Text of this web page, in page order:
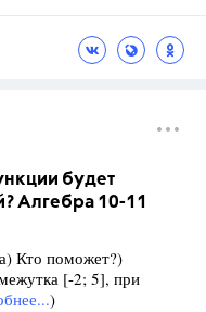
будет
Алгебра 10-11
Кто поможет?)
[-2; 5], при
)